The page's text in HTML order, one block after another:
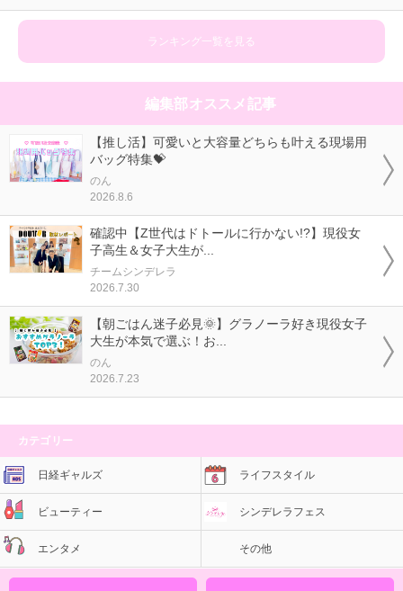
ランキング一覧を見る
編集部オススメ記事
【推し活】可愛いと大容量どちらも叶える現場用
バッグ特集💝
のん
2026.8.6
確認中【Z世代はドトールに行かない!?】現役女
子高生＆女子大生が...
チームシンデレラ
2026.7.30
【朝ごはん迷子必見🌞】グラノーラ好き現役女子
大生が本気で選ぶ！お...
のん
2026.7.23
カテゴリー
日経ギャルズ ライフスタイル
ビューティー シンデレラフェス
エンタメ その他